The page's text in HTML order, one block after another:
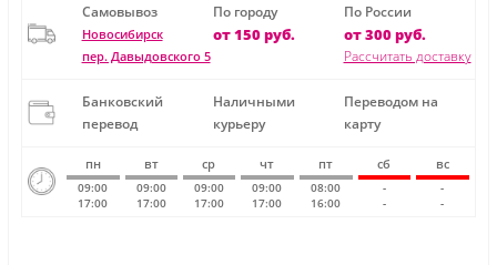
Самовывоз
Новосибирск
пер. Давыдовского 5
По городу
от 150 руб.
По России
от 300 руб.
Рассчитать доставку
Банковский
перевод
Наличными
курьеру
Переводом на
карту
пн вт ср чт пт сб вс
09:00
17:00
09:00
17:00
09:00
17:00
09:00
17:00
08:00
16:00
-
-
-
-